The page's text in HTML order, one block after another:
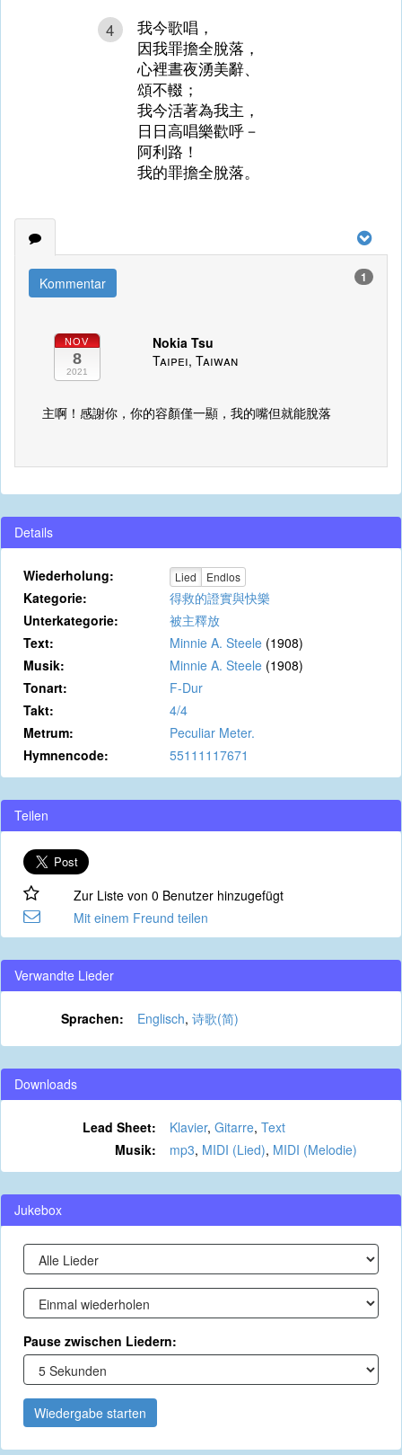
4
我今歌唱，
因我罪擔全脫落，
心裡晝夜湧美辭、
頌不輟；
我今活著為我主，
日日高唱樂歡呼－
阿利路！
我的罪擔全脫落。
Kommentar 1
NOV
8
2021
Nokia Tsu
Taipei, Taiwan
主啊！感謝你，你的容顏僅一顯，我的嘴但就能脫落
Details
Wiederholung: Lied Endlos
Kategorie:
得救的證實與快樂
Unterkategorie:
被主釋放
Text:
Minnie A. Steele (1908)
Musik:
Minnie A. Steele (1908)
Tonart:
F-Dur
Takt:
4/4
Metrum:
Peculiar Meter.
Hymnencode:
55111117671
Teilen
Zur Liste von 0 Benutzer hinzugefügt
Mit einem Freund teilen
Verwandte Lieder
Sprachen: Englisch, 诗歌(简)
Downloads
Lead Sheet: Klavier, Gitarre, Text
Musik:
mp3, MIDI (Lied), MIDI (Melodie)
Jukebox
Pause zwischen Liedern:
Wiedergabe starten